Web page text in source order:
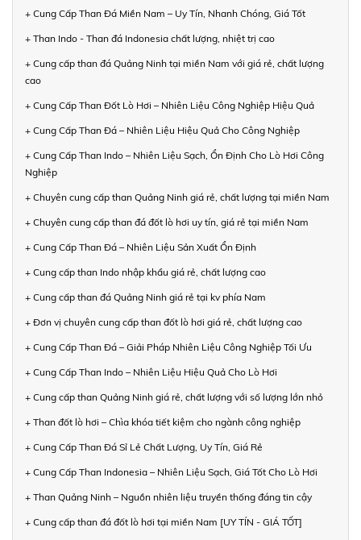
+ Cung Cấp Than Đá Miền Nam – Uy Tín, Nhanh Chóng, Giá Tốt
+ Than Indo - Than đá Indonesia chất lượng, nhiệt trị cao
+ Cung cấp than đá Quảng Ninh tại miền Nam với giá rẻ, chất lượng
cao
+ Cung Cấp Than Đốt Lò Hơi – Nhiên Liệu Công Nghiệp Hiệu Quả
+ Cung Cấp Than Đá – Nhiên Liệu Hiệu Quả Cho Công Nghiệp
+ Cung Cấp Than Indo – Nhiên Liệu Sạch, Ổn Định Cho Lò Hơi Công
Nghiệp
+ Chuyên cung cấp than Quảng Ninh giá rẻ, chất lượng tại miền Nam
+ Chuyên cung cấp than đá đốt lò hơi uy tín, giá rẻ tại miền Nam
+ Cung Cấp Than Đá – Nhiên Liệu Sản Xuất Ổn Định
+ Cung cấp than Indo nhập khẩu giá rẻ, chất lượng cao
+ Cung cấp than đá Quảng Ninh giá rẻ tại kv phía Nam
+ Đơn vị chuyên cung cấp than đốt lò hơi giá rẻ, chất lượng cao
+ Cung Cấp Than Đá – Giải Pháp Nhiên Liệu Công Nghiệp Tối Ưu
+ Cung Cấp Than Indo – Nhiên Liệu Hiệu Quả Cho Lò Hơi
+ Cung cấp than Quảng Ninh giá rẻ, chất lượng với số lượng lớn nhỏ
+ Than đốt lò hơi – Chìa khóa tiết kiệm cho ngành công nghiệp
+ Cung Cấp Than Đá Sỉ Lẻ Chất Lượng, Uy Tín, Giá Rẻ
+ Cung Cấp Than Indonesia – Nhiên Liệu Sạch, Giá Tốt Cho Lò Hơi
+ Than Quảng Ninh – Nguồn nhiên liệu truyền thống đáng tin cậy
+ Cung cấp than đá đốt lò hơi tại miền Nam [UY TÍN - GIÁ TỐT]